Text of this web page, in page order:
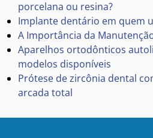
porcelana ou resina?
Implante dentário em quem
A Importância da
Aparelhos ortodônticos
modelos disponíveis
Prótese de zircônia dental
arcada total